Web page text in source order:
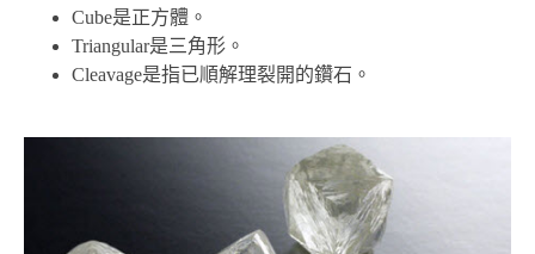
Cube是正方體。
Triangular是三角形。
Cleavage是指已順解理裂開的鑽石。